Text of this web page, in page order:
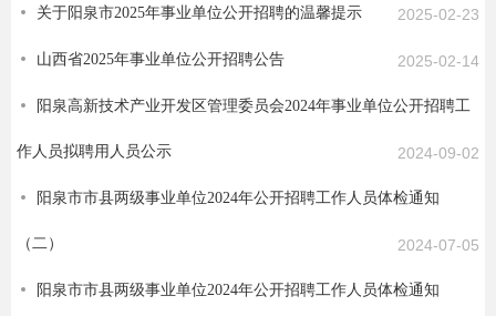
关于阳泉市2025年事业单位公开招聘的温馨提示 2025-02-23
山西省2025年事业单位公开招聘公告 2025-02-14
阳泉高新技术产业开发区管理委员会2024年事业单位公开招聘工
作人员拟聘用人员公示 2024-09-02
阳泉市市县两级事业单位2024年公开招聘工作人员体检通知
（二） 2024-07-05
阳泉市市县两级事业单位2024年公开招聘工作人员体检通知